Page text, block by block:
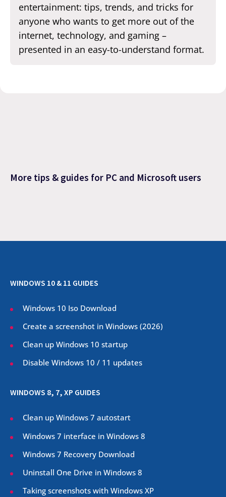
entertainment: tips, trends, and tricks for
anyone who wants to get more out of the
internet, technology, and gaming –
presented in an easy-to-understand format.
More tips & guides for PC and Microsoft users
WINDOWS 10 & 11 GUIDES
Windows 10 Iso Download
Create a screenshot in Windows (2026)
Clean up Windows 10 startup
Disable Windows 10 / 11 updates
WINDOWS 8, 7, XP GUIDES
Clean up Windows 7 autostart
Windows 7 interface in Windows 8
Windows 7 Recovery Download
Uninstall One Drive in Windows 8
Taking screenshots with Windows XP